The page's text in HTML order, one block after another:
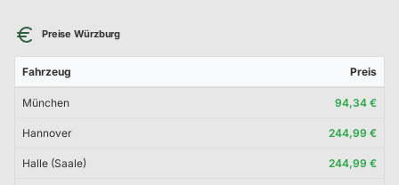
Preise Würzburg
Fahrzeug Preis
München 94,34 €
Hannover 244,99 €
Halle (Saale) 244,99 €